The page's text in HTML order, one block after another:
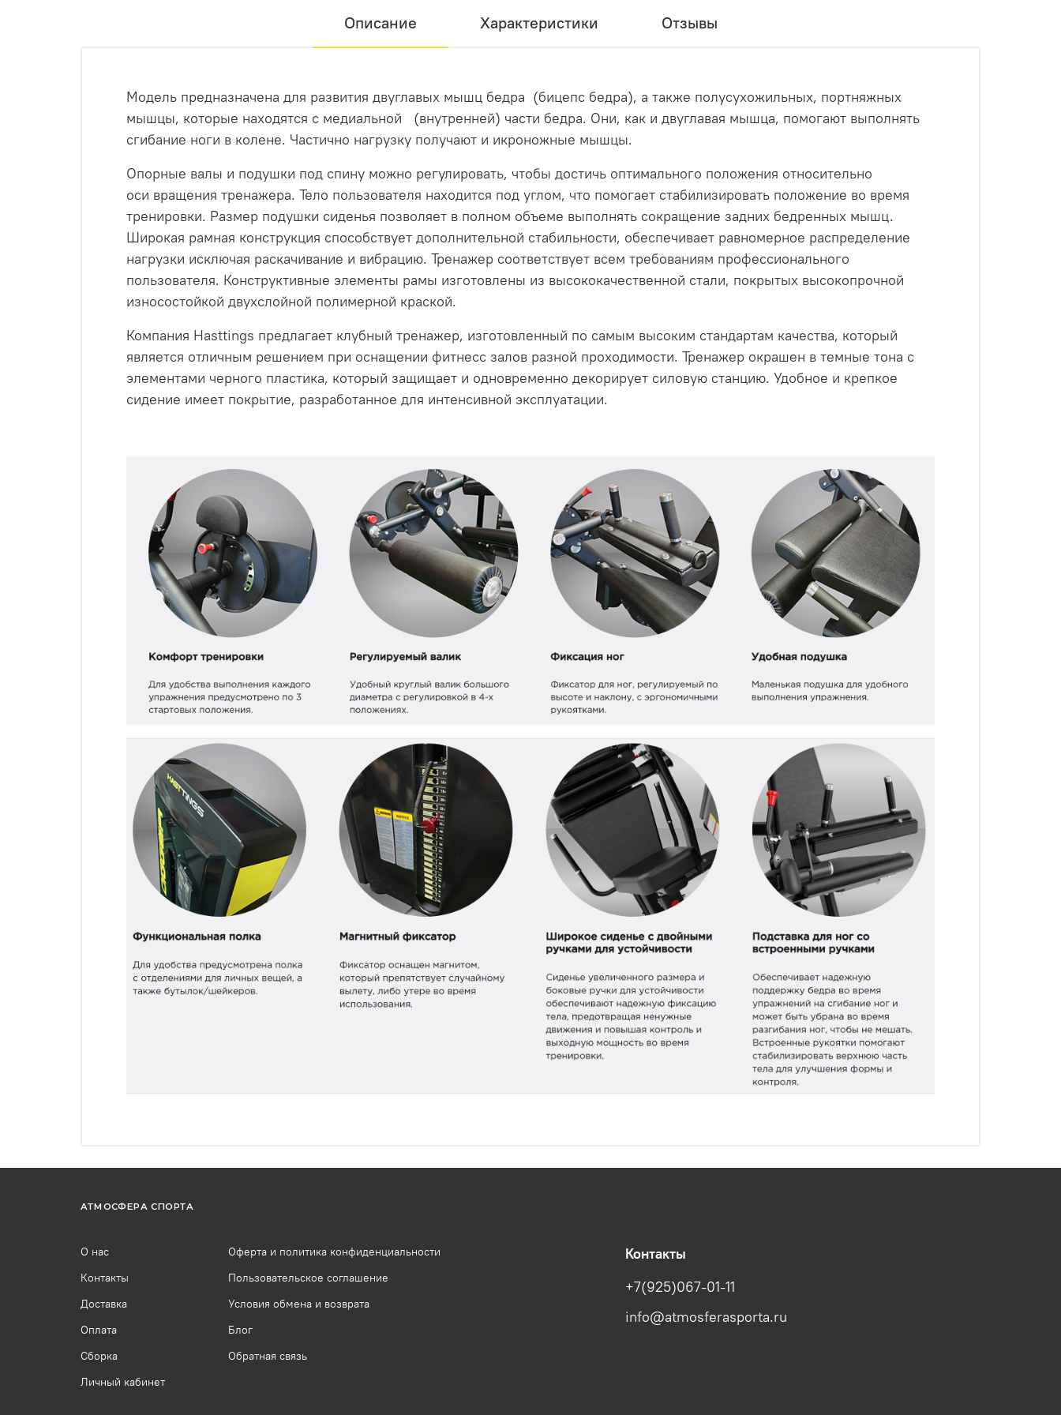
Описание Характеристики Отзывы
Модель предназначена для развития двуглавых мышц бедра (бицепс бедра), а также полусухожильных, портняжных
мышцы, которые находятся с медиальной (внутренней) части бедра. Они, как и двуглавая мышца, помогают выполнять
сгибание ноги в колене. Частично нагрузку получают и икроножные мышцы.
Опорные валы и подушки под спину можно регулировать, чтобы достичь оптимального положения относительно
оси вращения тренажера. Тело пользователя находится под углом, что помогает стабилизировать положение во время
тренировки. Размер подушки сиденья позволяет в полном объеме выполнять сокращение задних бедренных мышц.
Широкая рамная конструкция способствует дополнительной стабильности, обеспечивает равномерное распределение
нагрузки исключая раскачивание и вибрацию. Тренажер соответствует всем требованиям профессионального
пользователя. Конструктивные элементы рамы изготовлены из высококачественной стали, покрытых высокопрочной
износостойкой двухслойной полимерной краской.
Компания Hasttings предлагает клубный тренажер, изготовленный по самым высоким стандартам качества, который
является отличным решением при оснащении фитнесс залов разной проходимости. Тренажер окрашен в темные тона с
элементами черного пластика, который защищает и одновременно декорирует силовую станцию. Удобное и крепкое
сидение имеет покрытие, разработанное для интенсивной эксплуатации.
АТМОСФЕРА СПОРТА
О нас
Контакты
Доставка
Оплата
Сборка
Личный кабинет
Оферта и политика конфиденциальности
Пользовательское соглашение
Условия обмена и возврата
Блог
Обратная связь
Контакты
+7(925)067-01-11
info@atmosferasporta.ru